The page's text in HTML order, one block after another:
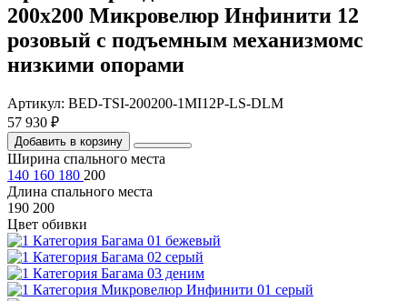
200х200 Микровелюр Инфинити 12
розовый с подъемным механизмомс
низкими опорами
Артикул: BED-TSI-200200-1MI12P-LS-DLM
57 930 ₽
Добавить в корзину
Ширина спального места
140 160 180 200
Длина спального места
190 200
Цвет обивки